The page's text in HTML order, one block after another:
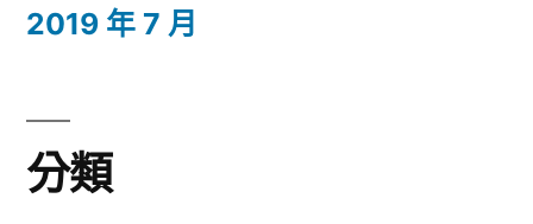
2019 年 7 月
分類